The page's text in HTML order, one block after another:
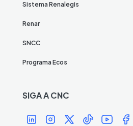
Sistema Renalegis
Renar
SNCC
Programa Ecos
SIGA A CNC
Í Í Í Í Í Í